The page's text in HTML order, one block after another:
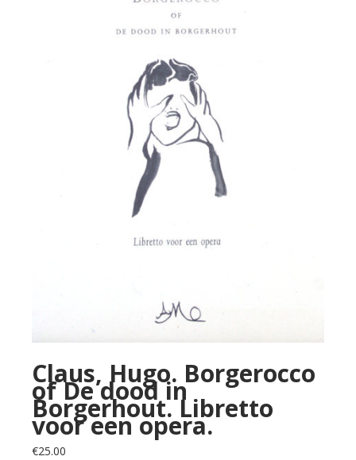
Claus, Hugo. Borgerocco
of De dood in
Borgerhout. Libretto
voor een opera.
€25.00